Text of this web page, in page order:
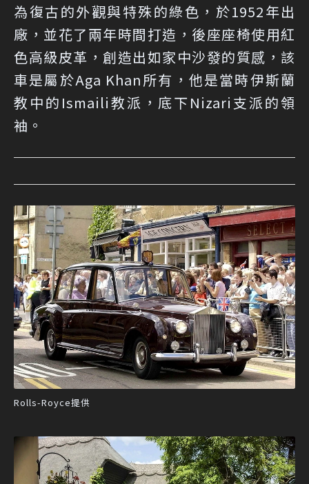
為復古的外觀與特殊的綠色，於1952年出
廠，並花了兩年時間打造，後座座椅使用紅
色高級皮革，創造出如家中沙發的質感，該
車是屬於Aga Khan所有，他是當時伊斯蘭
教中的Ismaili教派，底下Nizari支派的領
袖。
Rolls-Royce提供